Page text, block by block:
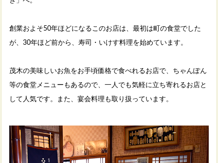
創業およそ50年ほどになるこのお店は、最初は町の食堂でした
が、30年ほど前から、寿司・いけす料理を始めています。
茂木の美味しいお魚をお手頃価格で食べれるお店で、ちゃんぽん
等の食堂メニューもあるので、一人でも気軽に立ち寄れるお店と
して人気です。また、宴会料理も取り扱っています。